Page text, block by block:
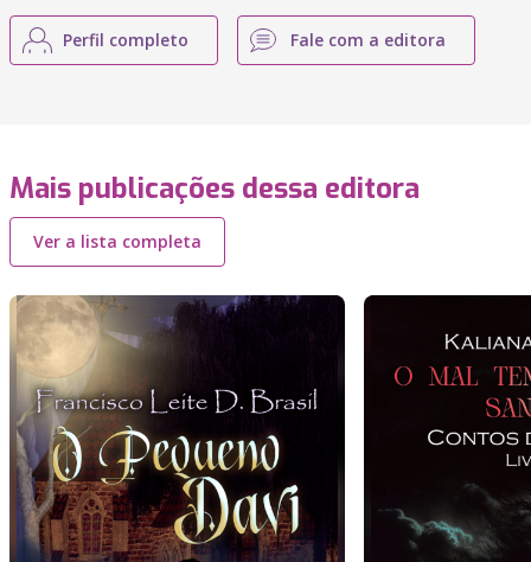
Perfil completo Fale com a editora
Mais publicações dessa editora
Ver a lista completa